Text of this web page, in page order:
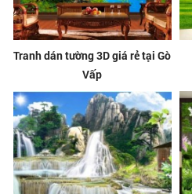
Tranh dán tường 3D giá rẻ tại Gò
Vấp